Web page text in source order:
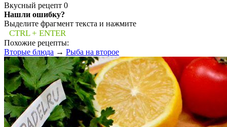
Вкусный рецепт 0
Нашли ошибку?
Выделите фрагмент текста и нажмите
CTRL + ENTER
Похожие рецепты:
Вторые блюда → Рыба на второе